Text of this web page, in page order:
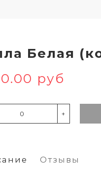
Белая
руб
+
Отзывы